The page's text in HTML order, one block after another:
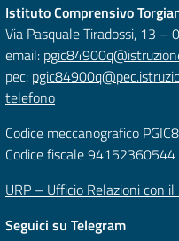
Istituto Comprensivo
Via Pasquale Tiradossi, 13 –
email:
pec:
telefono
Codice meccanografico
Codice fiscale 94152360544
URP – Ufficio Relazioni con il
Seguici su Telegram